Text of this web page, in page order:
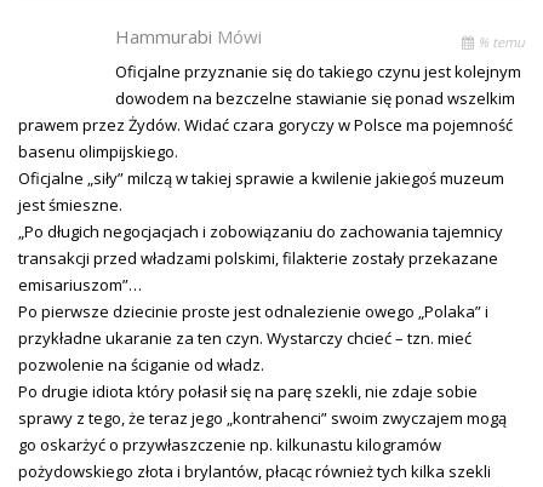
Hammurabi Mówi % temu
Oficjalne przyznanie się do takiego czynu jest kolejnym
dowodem na bezczelne stawianie się ponad wszelkim
prawem przez Żydów. Widać czara goryczy w Polsce ma pojemność
basenu olimpijskiego.
Oficjalne „siły” milczą w takiej sprawie a kwilenie jakiegoś muzeum
jest śmieszne.
„Po długich negocjacjach i zobowiązaniu do zachowania tajemnicy
transakcji przed władzami polskimi, filakterie zostały przekazane
emisariuszom”…
Po pierwsze dziecinie proste jest odnalezienie owego „Polaka” i
przykładne ukaranie za ten czyn. Wystarczy chcieć – tzn. mieć
pozwolenie na ściganie od władz.
Po drugie idiota który połasił się na parę szekli, nie zdaje sobie
sprawy z tego, że teraz jego „kontrahenci” swoim zwyczajem mogą
go oskarżyć o przywłaszczenie np. kilkunastu kilogramów
pożydowskiego złota i brylantów, płacąc również tych kilka szekli